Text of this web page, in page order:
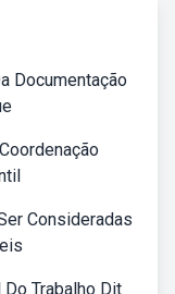
Documentação
Consideradas
Trabalho Dit